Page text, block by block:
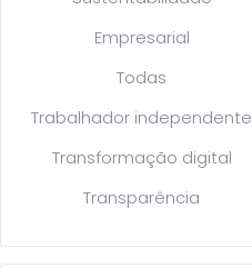
Empresarial
Todas
Trabalhador independente
Transformação digital
Transparência